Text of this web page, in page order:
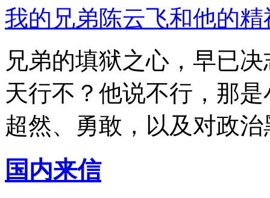
我的兄弟陈云飞和他的
兄弟的填狱之心，早已
天行不？他说不行，那
超然、勇敢，以及对政
国内来信